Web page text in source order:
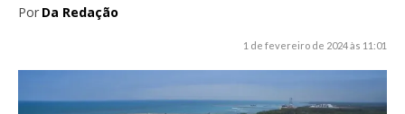
Por Da Redação
1 de fevereiro de 2024 às 11:01